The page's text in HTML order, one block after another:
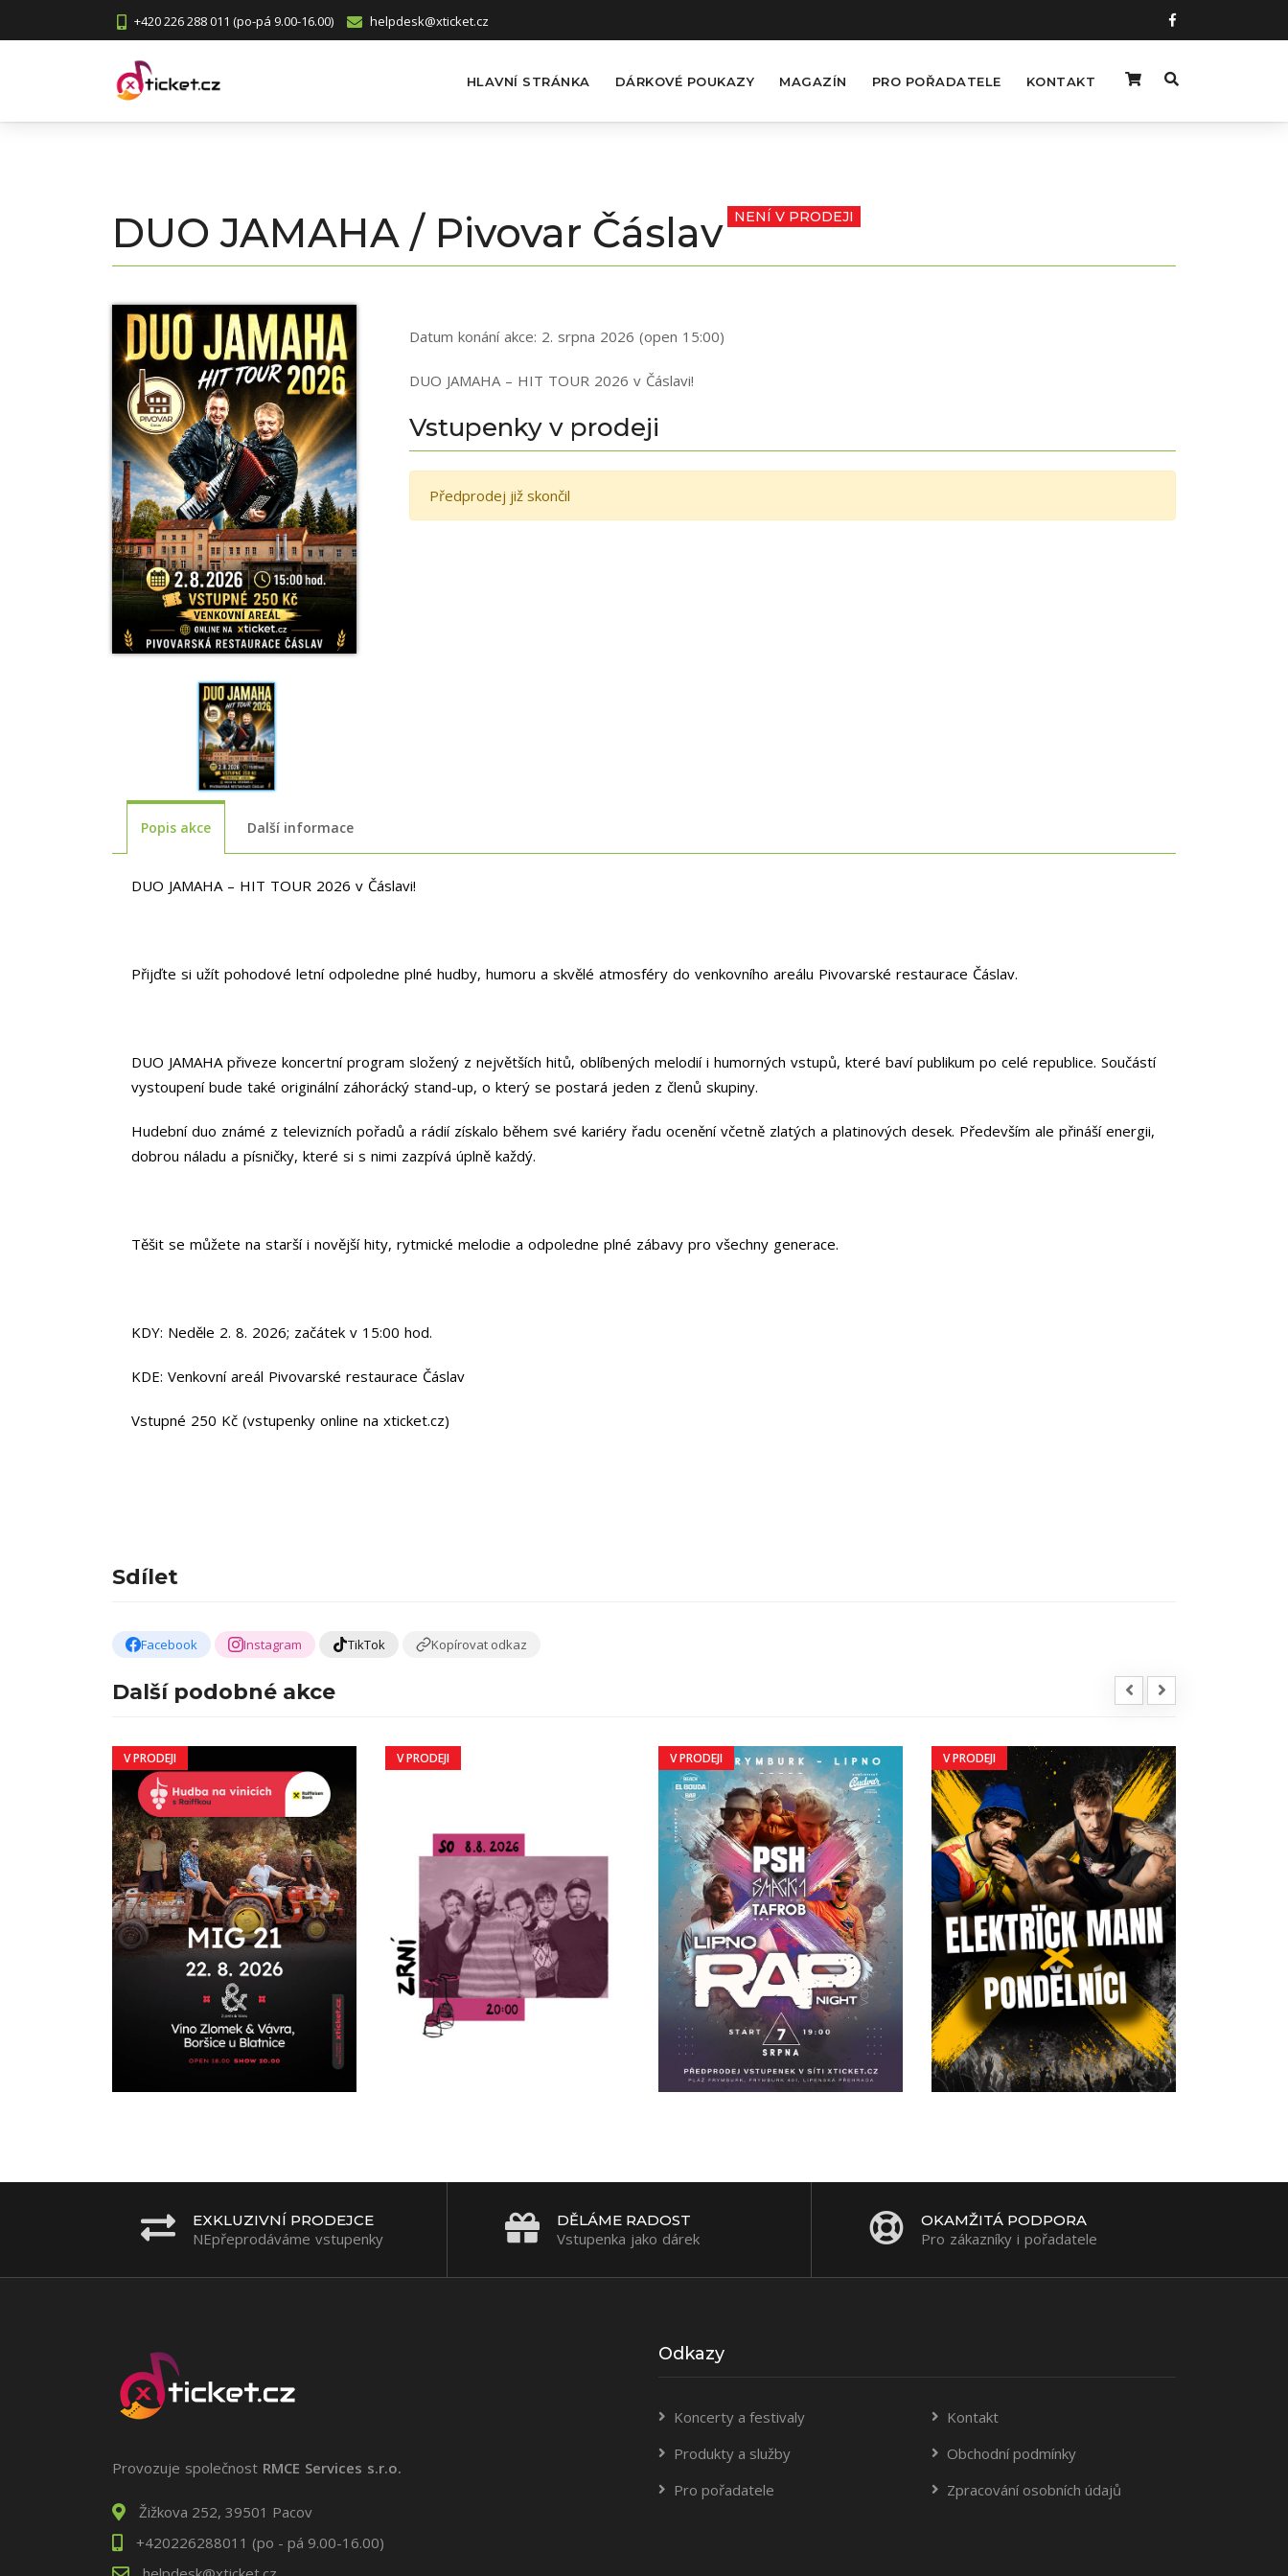
+420 226 288 011 (po-pá 9.00-16.00) helpdesk@xticket.cz
HLAVNÍ STRÁNKA DÁRKOVÉ POUKAZY MAGAZÍN PRO POŘADATELE KONTAKT
DUO JAMAHA / Pivovar Čáslav NENÍ V PRODEJI
Datum konání akce: 2. srpna 2026 (open 15:00)
DUO JAMAHA – HIT TOUR 2026 v Čáslavi!
Vstupenky v prodeji
Předprodej již skončil
Popis akce Další informace
DUO JAMAHA – HIT TOUR 2026 v Čáslavi!
Přijďte si užít pohodové letní odpoledne plné hudby, humoru a skvělé atmosféry do venkovního areálu Pivovarské restaurace Čáslav.
DUO JAMAHA přiveze koncertní program složený z největších hitů, oblíbených melodií i humorných vstupů, které baví publikum po celé republice. Součástí
vystoupení bude také originální záhorácký stand-up, o který se postará jeden z členů skupiny.
Hudební duo známé z televizních pořadů a rádií získalo během své kariéry řadu ocenění včetně zlatých a platinových desek. Především ale přináší energii,
dobrou náladu a písničky, které si s nimi zazpívá úplně každý.
Těšit se můžete na starší i novější hity, rytmické melodie a odpoledne plné zábavy pro všechny generace.
KDY: Neděle 2. 8. 2026; začátek v 15:00 hod.
KDE: Venkovní areál Pivovarské restaurace Čáslav
Vstupné 250 Kč (vstupenky online na xticket.cz)
Sdílet
Facebook Instagram TikTok Kopírovat odkaz
Další podobné akce
V PRODEJI V PRODEJI V PRODEJI V PRODEJI
EXKLUZIVNÍ PRODEJCE
NEpřeprodáváme vstupenky
DĚLÁME RADOST
Vstupenka jako dárek
OKAMŽITÁ PODPORA
Pro zákazníky i pořadatele
Provozuje společnost RMCE Services s.r.o.
Žižkova 252, 39501 Pacov
+420226288011 (po - pá 9.00-16.00)
Odkazy
Koncerty a festivaly
Produkty a služby
Pro pořadatele
Kontakt
Obchodní podmínky
Zpracování osobních údajů